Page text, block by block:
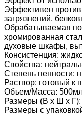
Эффективен против
загрязнений,
Обрабатываемая
хромированная
духовые шкафы,
Консистенция:
Свойства:
Степень пенности:
Раствор: готовый к
Объем/Масса:
Размеры (В х Ш х Г):
Размеры с